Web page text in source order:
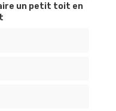
un petit toit en